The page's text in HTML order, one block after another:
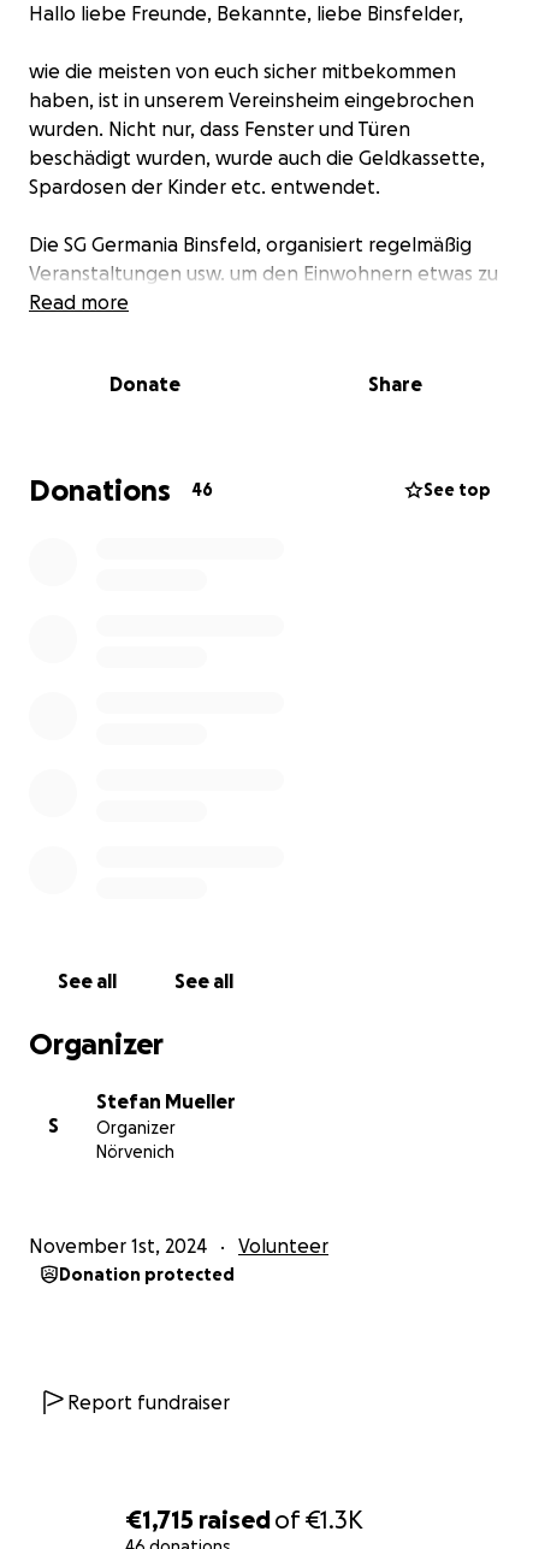
€1,715 raisedof€1.3K
Hallo liebe Freunde, Bekannte, liebe Binsfelder,
wie die meisten von euch sicher mitbekommen
haben, ist in unserem Vereinsheim eingebrochen
wurden. Nicht nur, dass Fenster und Türen
beschädigt wurden, wurde auch die Geldkassette,
Spardosen der Kinder etc. entwendet.
Die SG Germania Binsfeld, organisiert regelmäßig
Veranstaltungen usw. um den Einwohnern etwas zu
bieten aber auch um den Verein, das Vereinsleben
Menschen sich an dem Hab und Gut anderer
einzelne hat es verdient, dass wir gemeinsam den
entstanden Schaden etwas mildern. Deshalb lasst
Read more
Donate Share
Donations 46 See top
See all See all
Organizer
S
Stefan Mueller
Organizer
Nörvenich
November 1st, 2024 Volunteer
Donation protected
Report fundraiser